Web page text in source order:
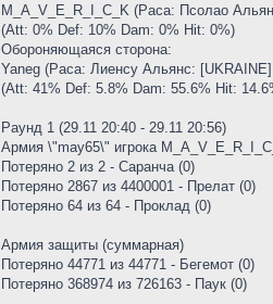
M_A_V_E_R_I_C_K (Раса: Псолао
(Att: 0% Def: 10% Dam: 0% Hit: 0%)
Обороняющаяся сторона:
Yaneg (Раса: Лиенсу Альянс:
(Att: 41% Def: 5.8% Dam: 55.6% Hit:
Раунд 1 (29.11 20:40 - 29.11 20:56)
Армия \"may65\" игрока
Потеряно 2 из 2 - Саранча (0)
Потеряно 2867 из 4400001 - Прелат (0)
Потеряно 64 из 64 - Проклад (0)
Армия защиты (суммарная)
Потеряно 44771 из 44771 - Бегемот (0)
Потеряно 368974 из 726163 - Паук (0)